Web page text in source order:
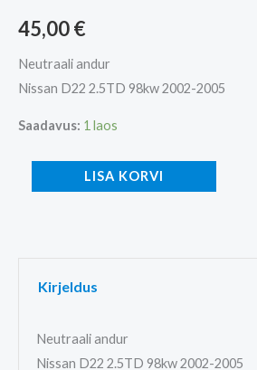
45,00€
Neutraali andur
Nissan D22 2.5TD 98kw 2002-2005
Saadavus: 1 laos
LISA KORVI
Kirjeldus
Neutraali andur
Nissan D22 2.5TD 98kw 2002-2005